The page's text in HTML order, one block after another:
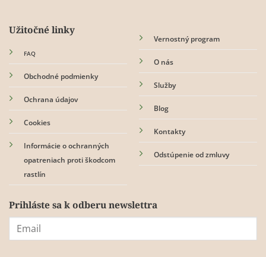
Užitočné linky
FAQ
Obchodné podmienky
Ochrana údajov
Cookies
Informácie o ochranných
opatreniach proti škodcom
rastlín
Vernostný program
O nás
Služby
Blog
Kontakty
Odstúpenie od zmluvy
Prihláste sa k odberu newslettra